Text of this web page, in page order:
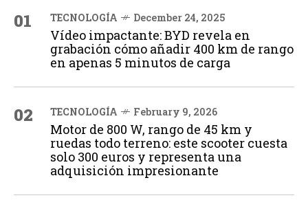
01 TECNOLOGÍA December 24, 2025
Vídeo impactante: BYD revela en
grabación cómo añadir 400 km de rango
en apenas 5 minutos de carga
02 TECNOLOGÍA February 9, 2026
Motor de 800 W, rango de 45 km y
ruedas todo terreno: este scooter cuesta
solo 300 euros y representa una
adquisición impresionante